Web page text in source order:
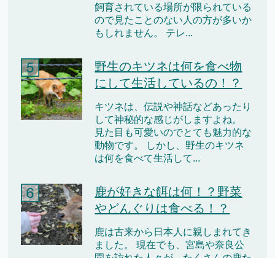
飼育されている場所が限られている
ので見たことのない人の方が多いか
もしれません。 テレ...
野生のキツネは何を食べ物
にして生活しているの！？
キツネは、伝説や神話などあったり
して神秘的な感じがしますよね。
見た目も可愛いのでとても魅力的な
動物です。 しかし、野生のキツネ
は何を食べて生活して...
鹿が好きな餌は何！？野菜
やどんぐりは食べる！？
鹿は古来から日本人に親しまれてき
ました。 現在でも、宮島や奈良公